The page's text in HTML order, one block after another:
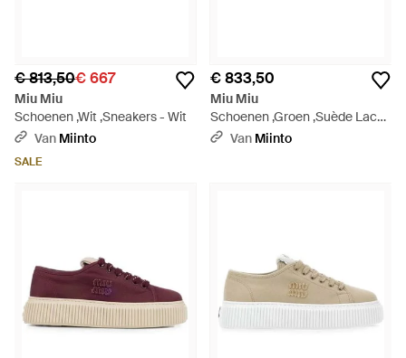
€ 813,50€ 667
Miu Miu
Schoenen ,Wit ,Sneakers - Wit
Van Miinto
SALE
€ 833,50
Miu Miu
Schoenen ,Groen ,Suède Lace
Up Oleandro Suède Kalfsleren
Van Miinto